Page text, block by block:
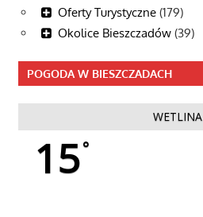
Oferty Turystyczne (179)
Okolice Bieszczadów (39)
POGODA W BIESZCZADACH
WETLINA
15°